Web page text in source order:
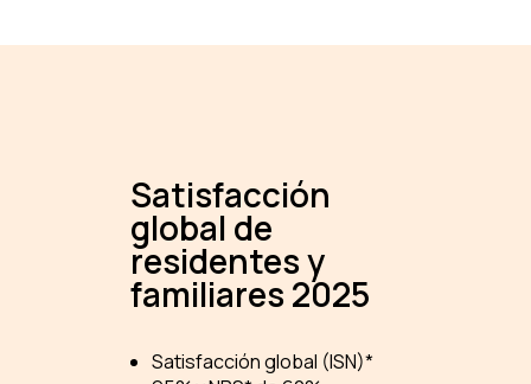
Satisfacción
global de
residentes y
familiares 2025
Satisfacción global (ISN)*